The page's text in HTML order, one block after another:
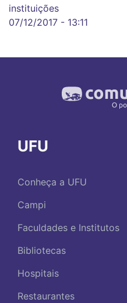
instituições
07/12/2017 - 13:11
UFU
Conheça a UFU
Campi
Faculdades e Institutos
Bibliotecas
Hospitais
Restaurantes